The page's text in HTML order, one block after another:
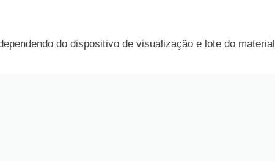
do dispositivo de visualização e lote do material